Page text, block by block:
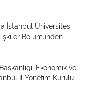
İstanbul Üniversitesi
Bölümünden
Ekonomik ve
İl Yönetim Kurulu